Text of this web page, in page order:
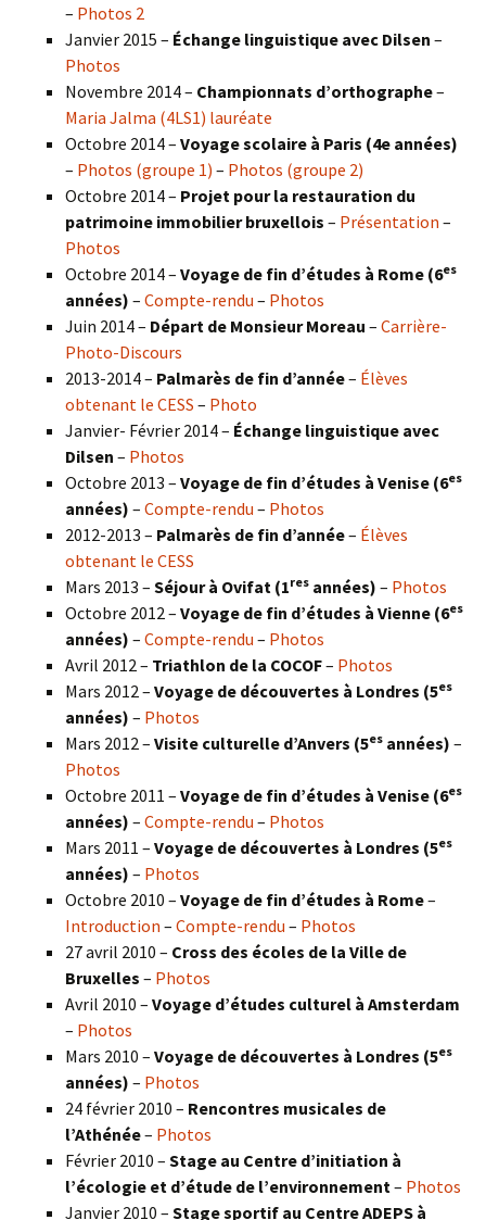
– Photos 2
Janvier 2015 – Échange linguistique avec Dilsen –
Photos
Novembre 2014 – Championnats d’orthographe–
Maria Jalma (4LS1) lauréate
Octobre 2014 – Voyage scolaire à Paris (4e années)
– Photos (groupe 1) – Photos (groupe 2)
Octobre 2014 – Projet pour la restauration du
patrimoine immobilier bruxellois – Présentation –
Photos
Octobre 2014 – Voyage de fin d’études à Rome (6es
années) – Compte-rendu – Photos
Juin 2014 – Départ de Monsieur Moreau – Carrière-
Photo-Discours
2013-2014 – Palmarès de fin d’année– Élèves
obtenant le CESS – Photo
Janvier- Février 2014 – Échange linguistique avec
Dilsen – Photos
Octobre 2013 – Voyage de fin d’études à Venise (6es
années) – Compte-rendu – Photos
2012-2013 – Palmarès de fin d’année– Élèves
obtenant le CESS
Mars 2013 – Séjour à Ovifat (1res années) – Photos
Octobre 2012 – Voyage de fin d’études à Vienne (6es
années) – Compte-rendu – Photos
Avril 2012 – Triathlon de la COCOF– Photos
Mars 2012 – Voyage de découvertes à Londres (5es
années) – Photos
Mars 2012 – Visite culturelle d’Anvers (5es années) –
Photos
Octobre 2011 – Voyage de fin d’études à Venise (6es
années) – Compte-rendu – Photos
Mars 2011 – Voyage de découvertes à Londres (5es
années) – Photos
Octobre 2010 – Voyage de fin d’études à Rome–
Introduction – Compte-rendu – Photos
27 avril 2010 – Cross des écoles de la Ville de
Bruxelles – Photos
Avril 2010 – Voyage d’études culturel à Amsterdam
– Photos
Mars 2010 – Voyage de découvertes à Londres (5es
années) – Photos
24 février 2010 – Rencontres musicales de
l’Athénée– Photos
Février 2010 – Stage au Centre d’initiation à
l’écologie et d’étude de l’environnement – Photos
Janvier 2010 – Stage sportif au Centre ADEPS à